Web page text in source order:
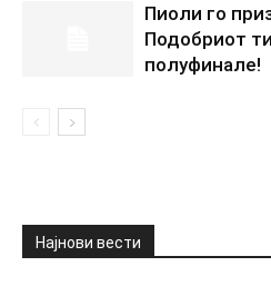
Пиоли го
Подобриот
полуфинале!
Најнови вести